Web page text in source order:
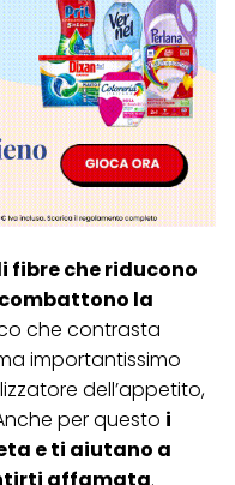
fibre che riducono
la
che contrasta
importantissimo
dell’appetito,
per questo i
e ti aiutano a